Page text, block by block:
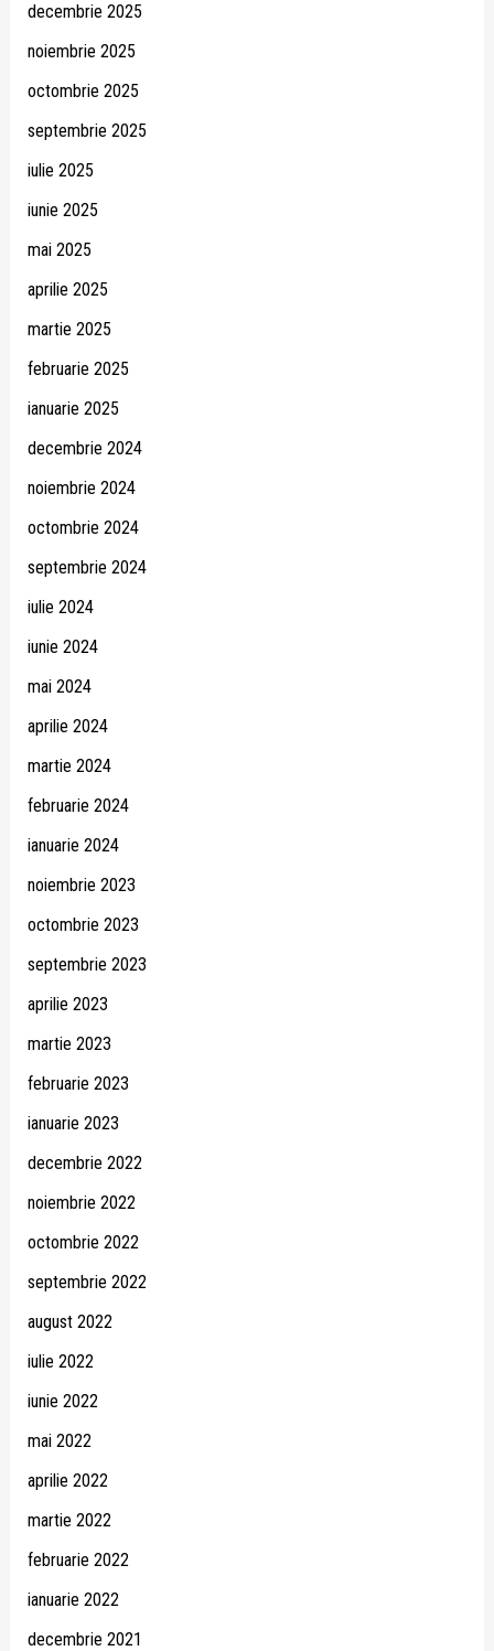
decembrie 2025
noiembrie 2025
octombrie 2025
septembrie 2025
iulie 2025
iunie 2025
mai 2025
aprilie 2025
martie 2025
februarie 2025
ianuarie 2025
decembrie 2024
noiembrie 2024
octombrie 2024
septembrie 2024
iulie 2024
iunie 2024
mai 2024
aprilie 2024
martie 2024
februarie 2024
ianuarie 2024
noiembrie 2023
octombrie 2023
septembrie 2023
aprilie 2023
martie 2023
februarie 2023
ianuarie 2023
decembrie 2022
noiembrie 2022
octombrie 2022
septembrie 2022
august 2022
iulie 2022
iunie 2022
mai 2022
aprilie 2022
martie 2022
februarie 2022
ianuarie 2022
decembrie 2021